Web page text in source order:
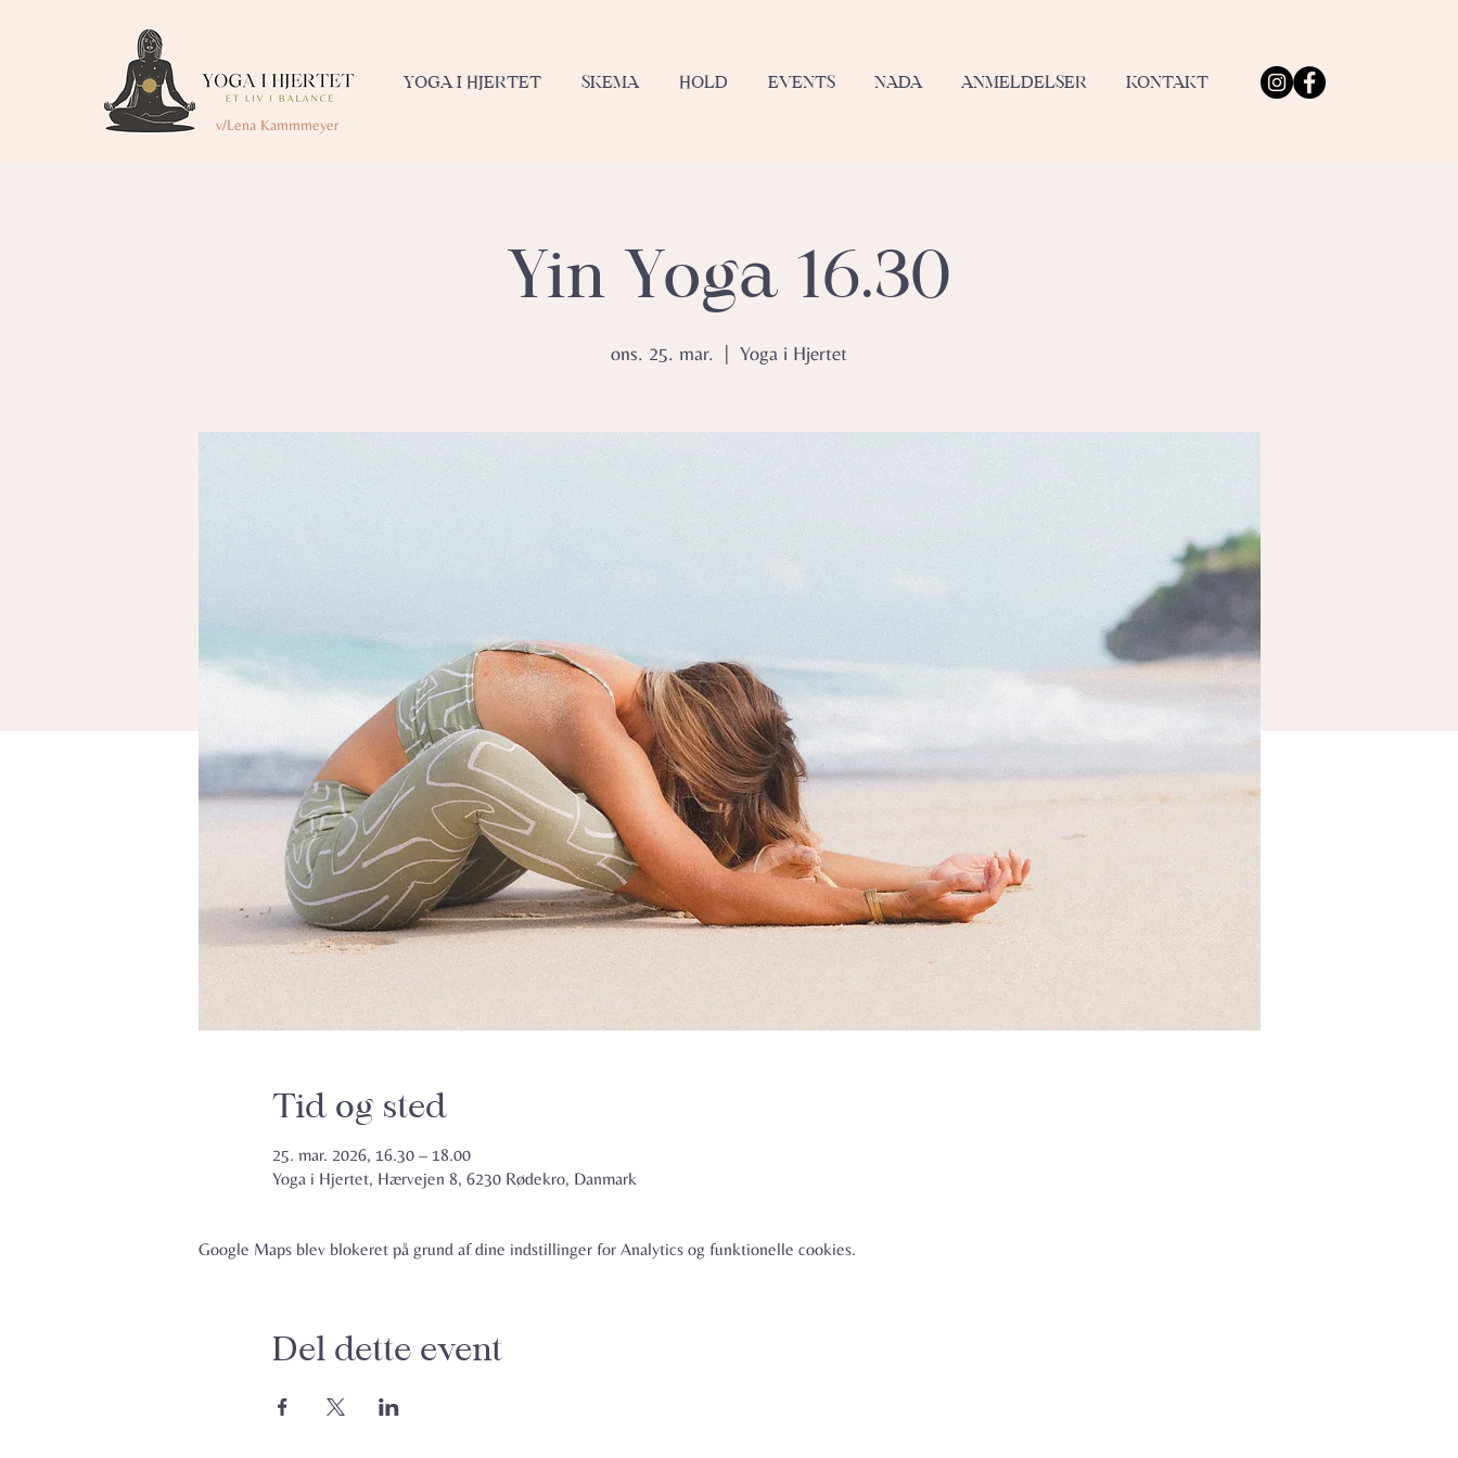
v/Lena Kammmeyer
YOGA I HJERTET SKEMA HOLD EVENTS NADA ANMELDELSER KONTAKT
Yin Yoga 16.30
ons. 25. mar. Yoga i Hjertet
Tid og sted
25. mar. 2026, 16.30 – 18.00
Yoga i Hjertet, Hærvejen 8, 6230 Rødekro, Danmark
Google Maps blev blokeret på grund af dine indstillinger for Analytics og funktionelle cookies.
Del dette event